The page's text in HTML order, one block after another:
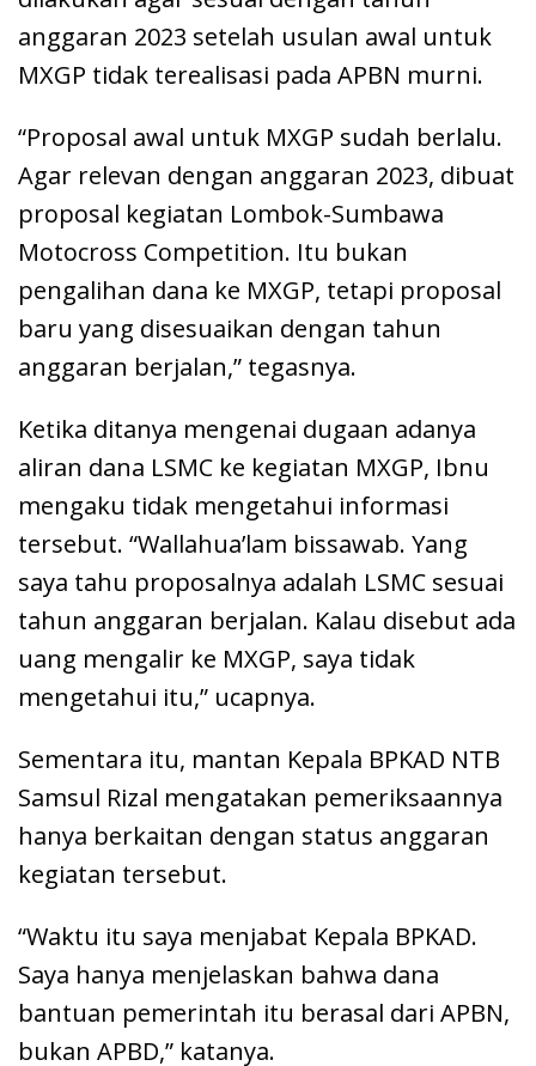
anggaran 2023 setelah usulan awal untuk
MXGP tidak terealisasi pada APBN murni.
“Proposal awal untuk MXGP sudah berlalu.
Agar relevan dengan anggaran 2023, dibuat
proposal kegiatan Lombok-Sumbawa
Motocross Competition. Itu bukan
pengalihan dana ke MXGP, tetapi proposal
baru yang disesuaikan dengan tahun
anggaran berjalan,” tegasnya.
Ketika ditanya mengenai dugaan adanya
aliran dana LSMC ke kegiatan MXGP, Ibnu
mengaku tidak mengetahui informasi
tersebut. “Wallahua’lam bissawab. Yang
saya tahu proposalnya adalah LSMC sesuai
tahun anggaran berjalan. Kalau disebut ada
uang mengalir ke MXGP, saya tidak
mengetahui itu,” ucapnya.
Sementara itu, mantan Kepala BPKAD NTB
Samsul Rizal mengatakan pemeriksaannya
hanya berkaitan dengan status anggaran
kegiatan tersebut.
“Waktu itu saya menjabat Kepala BPKAD.
Saya hanya menjelaskan bahwa dana
bantuan pemerintah itu berasal dari APBN,
bukan APBD,” katanya.